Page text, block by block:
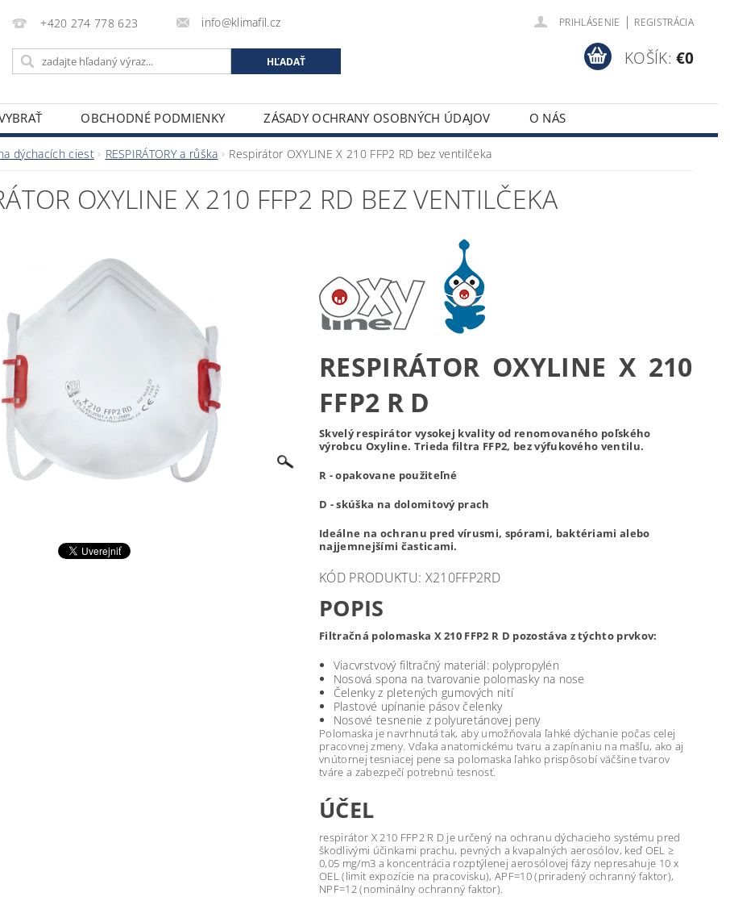
+420 274 778 623 info@klimafil.cz PRIHLÁSENIE | REGISTRÁCIA
KOŠÍK: €0
OBCHODNÉ PODMIENKY ZÁSADY OCHRANY OSOBNÝCH ÚDAJOV
O NÁS
dýchacích ciest RESPIRÁTORY a růška Respirátor OXYLINE X 210 FFP2 RD bez ventilčeka
OXYLINE X 210 FFP2 RD BEZ VENTILČEKA
RESPIRÁTOR OXYLINE X 210
FFP2 R D
Skvelý respirátor vysokej kvality od renomovaného poľského
výrobcu Oxyline. Trieda filtra FFP2, bez výfukového ventilu.
R - opakovane použiteľné
D - skúška na dolomitový prach
Ideálne na ochranu pred vírusmi, spórami, baktériami alebo
najjemnejšími časticami.
KÓD PRODUKTU: X210FFP2RD
POPIS
Filtračná polomaska X 210 FFP2 R D pozostáva z týchto prvkov:
Viacvrstvový filtračný materiál: polypropylén
Nosová spona na tvarovanie polomasky na nose
Čelenky z pletených gumových nití
Plastové upínanie pásov čelenky
Nosové tesnenie z polyuretánovej peny
Polomaska je navrhnutá tak, aby umožňovala ľahké dýchanie počas celej
pracovnej zmeny. Vďaka anatomickému tvaru a zapínaniu na mašľu, ako aj
vnútornej tesniacej pene sa polomaska ľahko prispôsobí väčšine tvarov
tváre a zabezpečí potrebnú tesnosť.
ÚČEL
respirátor X 210 FFP2 R D je určený na ochranu dýchacieho systému pred
škodlivými účinkami prachu, pevných a kvapalných aerosólov, keď OEL ≥
0,05 mg/m3 a koncentrácia rozptýlenej aerosólovej fázy nepresahuje 10 x
OEL (limit expozície na pracovisku), APF=10 (priradený ochranný faktor),
NPF=12 (nominálny ochranný faktor).